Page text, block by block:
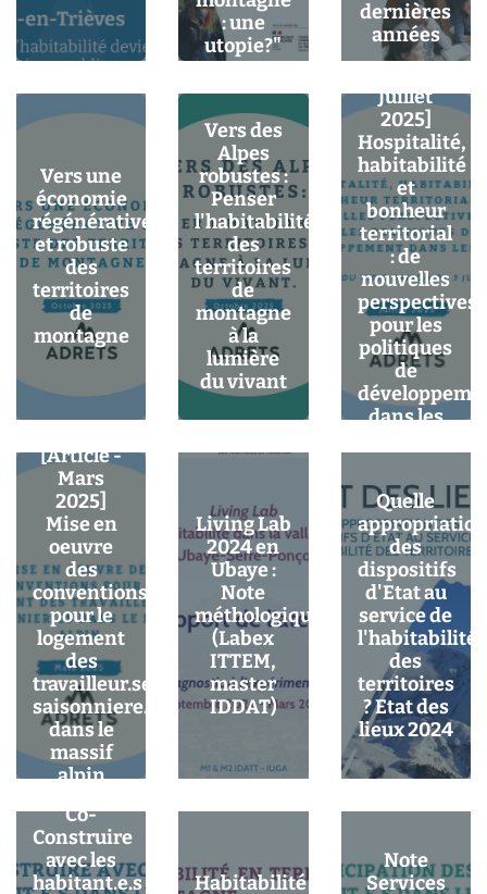
: une
utopie?"
dernières
années
Vers une
économie
régénérative
et robuste
des
territoires
de
montagne
Vers des
Alpes
robustes :
Penser
l'habitabilité
des
territoires
de
montagne
à la
lumière
du vivant
Juillet
2025]
Hospitalité,
habitabilité
et
bonheur
territorial
: de
nouvelles
perspectives
pour les
politiques
de
dans les
[Article -
Mars
2025]
Mise en
oeuvre
des
conventions
pour le
logement
des
travailleur.ses
saisonniere.es
dans le
massif
alpin
Living Lab
2024 en
Ubaye :
Note
méthologique
(Labex
ITTEM,
master
IDDAT)
Quelle
appropriation
des
dispositifs
d'Etat au
service de
l'habitabilité
des
territoires
? Etat des
lieux 2024
Co-
Construire
avec les
habitant.e.s
Habitabilité
Note
Services